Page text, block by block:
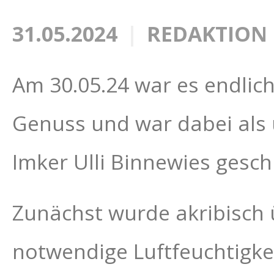
31.05.2024
Am 30.05.24 war es
Genuss und war dabei
Imker Ulli Binnewies
Zunächst wurde
notwendige